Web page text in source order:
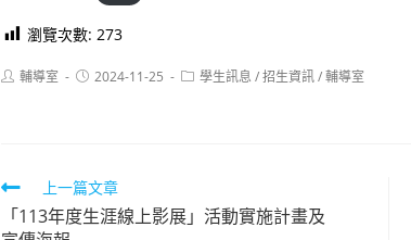
瀏覽次數: 273
Post輔導室
Post2024-11-25
Post學生訊息 /招生資訊/輔導室
Read
more
上一篇文章
「113年度生涯線上影展」活動實施計畫及